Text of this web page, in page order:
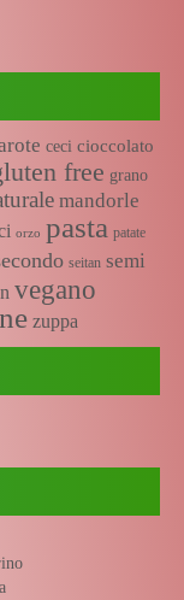
ceci cioccolato
free grano
mandorle
orzo pasta patate
seitan semi
vegano
zuppa